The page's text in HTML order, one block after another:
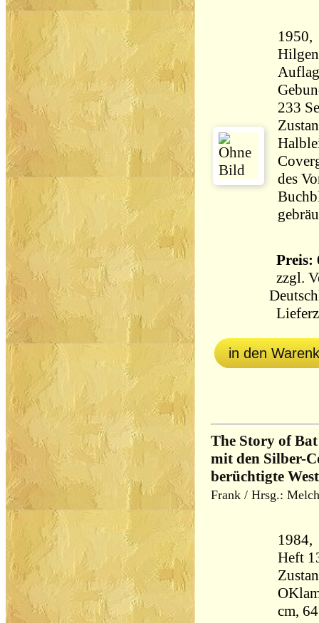
1950,
des
Preis:
zzgl.
in den
The Story of
mit den Silber-
berüchtigte
Frank / Hrsg.:
1984,
Heft
cm,